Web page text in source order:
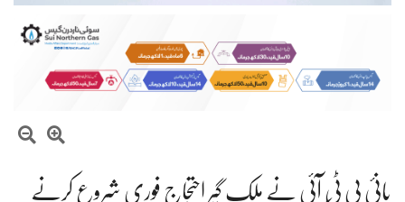
بانیٔ پی ٹی آئی نے ملک گیر احتجاج فوری شروع کرنے